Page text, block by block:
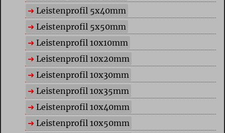
Leistenprofil 5x40mm
Leistenprofil 5x50mm
Leistenprofil 10x10mm
Leistenprofil 10x20mm
Leistenprofil 10x30mm
Leistenprofil 10x35mm
Leistenprofil 10x40mm
Leistenprofil 10x50mm